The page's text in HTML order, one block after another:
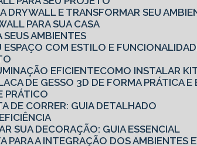
DRYWALL E TRANSFORMAR SEU
PARA SUA CASA
SEUS AMBIENTES
ESPAÇO COM ESTILO E
EFICIENTE COMO INSTALAR
DE GESSO 3D DE FORMA PRÁTICA E
PRÁTICO
DE CORRER: GUIA DETALHADO
SUA DECORAÇÃO: GUIA ESSENCIAL
PARA A INTEGRAÇÃO DOS AMBIENTES